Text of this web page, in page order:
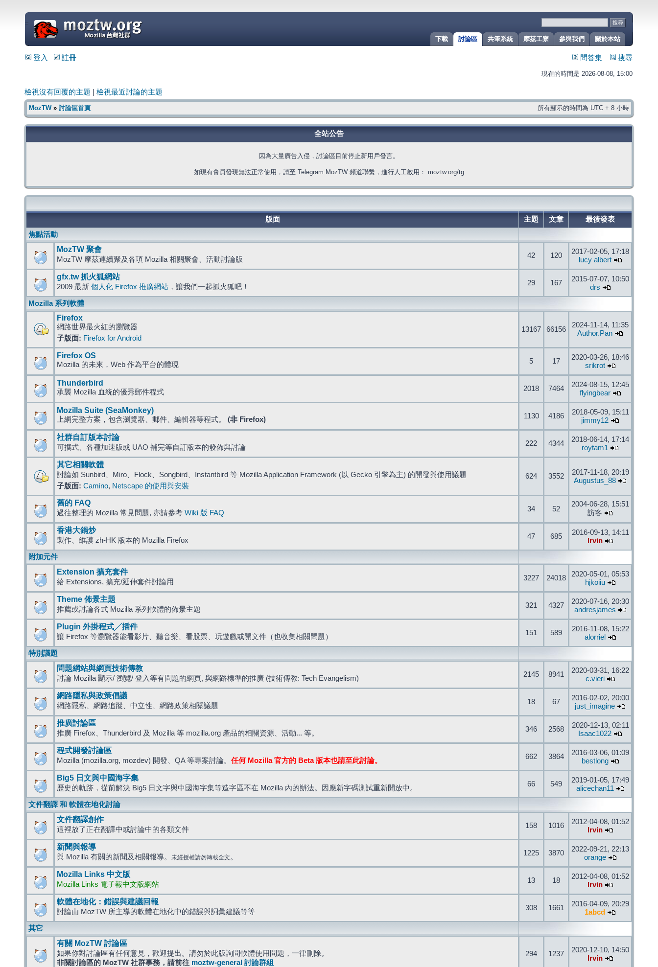
關於本站
參與我們
摩茲工寮
共筆系統
討論區
下載
=
登入 註冊 問答集 搜尋
現在的時間是 2026-08-08, 15:00
檢視沒有回覆的主題 檢視最近討論的主題
MozTW» 討論區首頁 所有顯示的時間為 UTC + 8 小時
全站公告
因為大量廣告入侵，討論區目前停止新用戶發言。
如現有會員發現無法正常使用，請至 Telegram MozTW 頻道聯繫，進行人工啟用： moztw.org/tg
版面 主題 文章
最後發表
焦點活動
MozTW 聚會
MozTW 摩茲連續聚及各項 Mozilla 相關聚會、活動討論版 42 120
2017-02-05, 17:18
lucy albert
gfx.tw 抓火狐網站
2009 最新 個人化 Firefox 推廣網站 ，讓我們一起抓火狐吧！ 29 167
2015-07-07, 10:50
drs
Mozilla 系列軟體
Firefox
網路世界最火紅的瀏覽器
子版面: Firefox for Android
13167 66156
2024-11-14, 11:35
Author.Pan
Firefox OS
Mozilla 的未來，Web 作為平台的體現 5 17
2020-03-26, 18:46
srikrot
Thunderbird
承襲 Mozilla 血統的優秀郵件程式 2018 7464
2024-08-15, 12:45
flyingbear
Mozilla Suite (SeaMonkey)
上網完整方案，包含瀏覽器、郵件、編輯器等程式。 (非 Firefox) 1130 4186
2018-05-09, 15:11
jimmy12
社群自訂版本討論
可攜式、各種加速版或 UAO 補完等自訂版本的發佈與討論 222 4344
2018-06-14, 17:14
roytam1
其它相關軟體
討論如 Sunbird、Miro、Flock、Songbird、Instantbird 等 Mozilla Application Framework (以 Gecko 引擎為主) 的開發與使用議題
子版面: Camino, Netscape 的使用與安裝
624 3552
2017-11-18, 20:19
Augustus_88
舊的 FAQ
過往整理的 Mozilla 常見問題, 亦請參考 Wiki 版 FAQ 34 52
2004-06-28, 15:51
訪客
香港大鍋炒
製作、維護 zh-HK 版本的 Mozilla Firefox 47 685
2016-09-13, 14:11
Irvin
附加元件
Extension 擴充套件
給 Extensions, 擴充/延伸套件討論用 3227 24018
2020-05-01, 05:53
hjkoiiu
Theme 佈景主題
推薦或討論各式 Mozilla 系列軟體的佈景主題 321 4327
2020-07-16, 20:30
andresjames
Plugin 外掛程式╱插件
讓 Firefox 等瀏覽器能看影片、聽音樂、看股票、玩遊戲或開文件（也收集相關問題） 151 589
2016-11-08, 15:22
alorriel
特別議題
問題網站與網頁技術傳教
討論 Mozilla 顯示/ 瀏覽/ 登入等有問題的網頁, 與網路標準的推廣 (技術傳教: Tech Evangelism) 2145 8941
2020-03-31, 16:22
c.vieri
網路隱私與政策倡議
網路隱私、網路追蹤、中立性、網路政策相關議題 18 67
2016-02-02, 20:00
just_imagine
推廣討論區
推廣 Firefox、Thunderbird 及 Mozilla 等 mozilla.org 產品的相關資源、活動... 等。 346 2568
2020-12-13, 02:11
Isaac1022
程式開發討論區
Mozilla (mozilla.org, mozdev) 開發、QA 等專案討論。 任何 Mozilla 官方的 Beta 版本也請至此討論。 662 3864
2016-03-06, 01:09
bestlong
Big5 日文與中國海字集
歷史的軌跡，從前解決 Big5 日文字與中國海字集等造字區不在 Mozilla 內的辦法。因應新字碼測試重新開放中。 66 549
2019-01-05, 17:49
alicechan11
文件翻譯 和 軟體在地化討論
文件翻譯創作
這裡放了正在翻譯中或討論中的各類文件 158 1016
2012-04-08, 01:52
Irvin
新聞與報導
與 Mozilla 有關的新聞及相關報導。 未經授權請勿轉載全文 。 1225 3870
2022-09-21, 22:13
orange
Mozilla Links 中文版
Mozilla Links 電子報中文版網站 13 18
2012-04-08, 01:52
Irvin
軟體在地化：錯誤與建議回報
討論由 MozTW 所主導的軟體在地化中的錯誤與詞彙建議等等 308 1661
2016-04-09, 20:29
1abcd
其它
有關 MozTW 討論區
如果你對討論區有任何意見，歡迎提出。請勿於此版詢問軟體使用問題，一律刪除。
非關討論區的 MozTW 社群事務，請前往 moztw-general 討論群組
294 1237
2020-12-10, 14:50
Irvin